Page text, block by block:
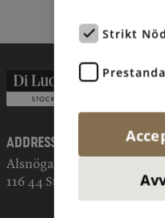
Address
Alsnögatan 11
116 44 Stockholm
Strikt
Prestanda